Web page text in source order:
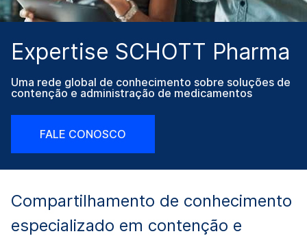
Expertise SCHOTT Pharma
Uma rede global de conhecimento sobre soluções de
contenção e administração de medicamentos
FALE CONOSCO
Compartilhamento de conhecimento
especializado em contenção e